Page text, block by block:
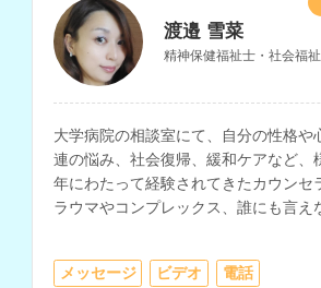
渡邉 雪菜
精神保健福祉士・社会福
大学病院の相談室にて、自分の性格や
連の悩み、社会復帰、緩和ケアなど、
年にわたって経験されてきたカウンセ
ラウマやコンプレックス、誰にも言え
メッセージ ビデオ 電話